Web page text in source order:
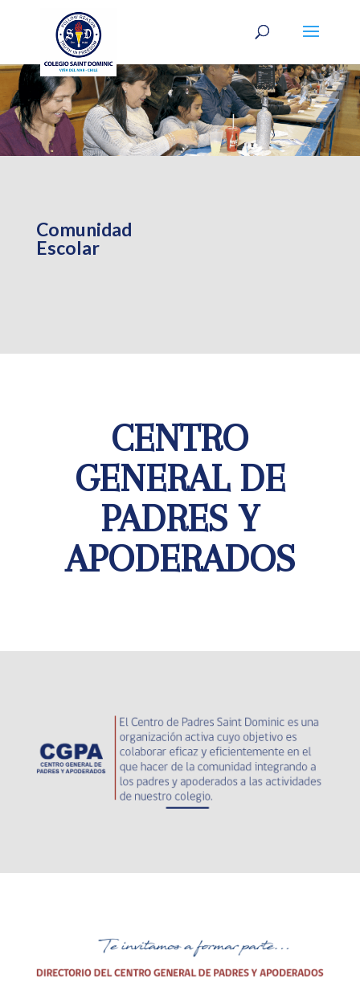
Comunidad
Escolar
CENTRO
GENERAL DE
PADRES Y
APODERADOS